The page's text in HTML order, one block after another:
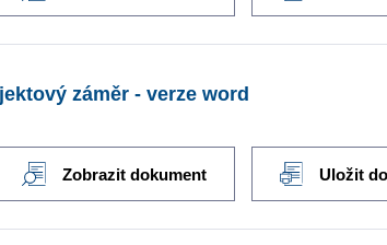
záměr - verze word
Zobrazit dokument Uložit